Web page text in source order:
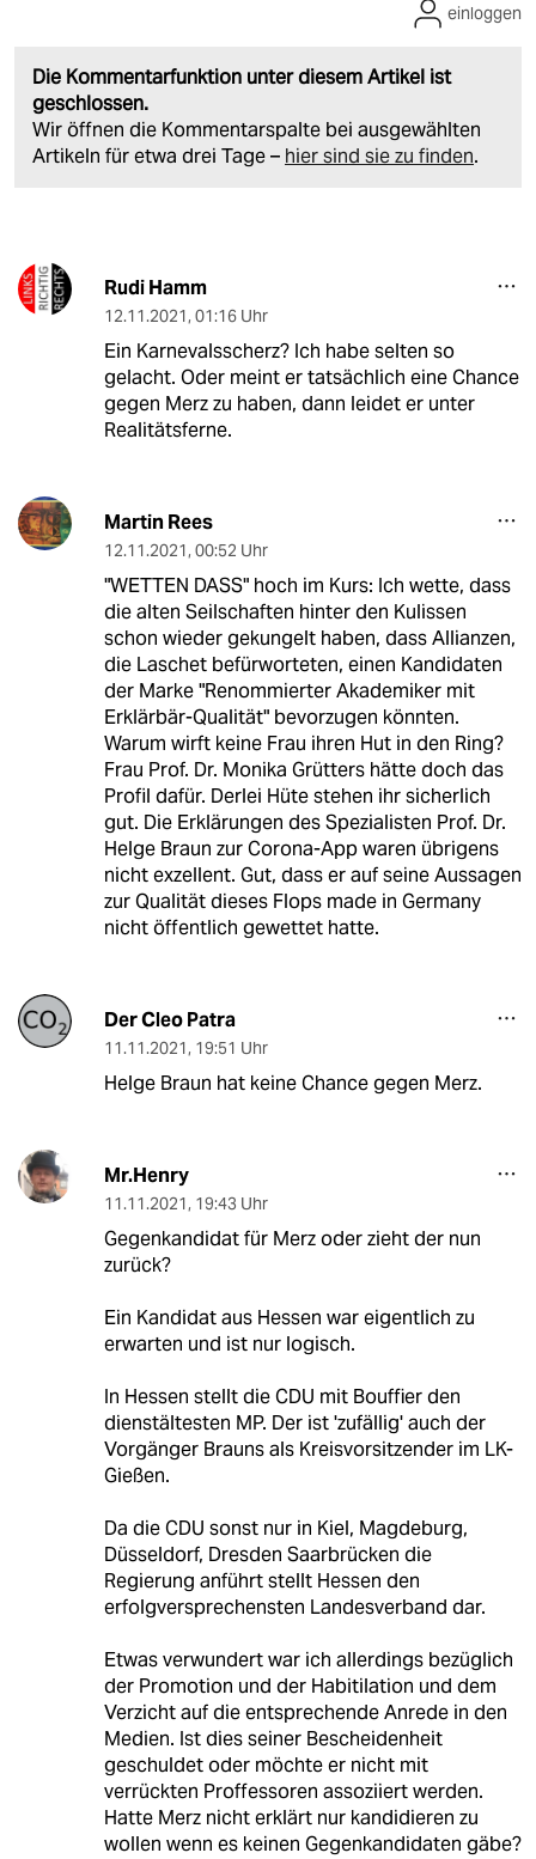
Die Kommentarfunktion unter diesem Artikel ist
geschlossen.
Wir öffnen die Kommentarspalte bei ausgewählten
Artikeln für etwa drei Tage – hier sind sie zu finden.
einloggen
Rudi Hamm
12.11.2021, 01:16 Uhr
Ein Karnevalsscherz? Ich habe selten so
gelacht. Oder meint er tatsächlich eine Chance
gegen Merz zu haben, dann leidet er unter
Realitätsferne.
Martin Rees
12.11.2021, 00:52 Uhr
"WETTEN DASS" hoch im Kurs: Ich wette, dass
die alten Seilschaften hinter den Kulissen
schon wieder gekungelt haben, dass Allianzen,
die Laschet befürworteten, einen Kandidaten
der Marke "Renommierter Akademiker mit
Erklärbär-Qualität" bevorzugen könnten.
Warum wirft keine Frau ihren Hut in den Ring?
Frau Prof. Dr. Monika Grütters hätte doch das
Profil dafür. Derlei Hüte stehen ihr sicherlich
gut. Die Erklärungen des Spezialisten Prof. Dr.
Helge Braun zur Corona-App waren übrigens
nicht exzellent. Gut, dass er auf seine Aussagen
zur Qualität dieses Flops made in Germany
nicht öffentlich gewettet hatte.
Der Cleo Patra
11.11.2021, 19:51 Uhr
Helge Braun hat keine Chance gegen Merz.
Mr.Henry
11.11.2021, 19:43 Uhr
Gegenkandidat für Merz oder zieht der nun
zurück?
Ein Kandidat aus Hessen war eigentlich zu
erwarten und ist nur logisch.
In Hessen stellt die CDU mit Bouffier den
dienstältesten MP. Der ist 'zufällig' auch der
Vorgänger Brauns als Kreisvorsitzender im LK-
Gießen.
Da die CDU sonst nur in Kiel, Magdeburg,
Düsseldorf, Dresden Saarbrücken die
Regierung anführt stellt Hessen den
erfolgversprechensten Landesverband dar.
Etwas verwundert war ich allerdings bezüglich
der Promotion und der Habitilation und dem
Verzicht auf die entsprechende Anrede in den
Medien. Ist dies seiner Bescheidenheit
geschuldet oder möchte er nicht mit
verrückten Proffessoren assoziiert werden.
Hatte Merz nicht erklärt nur kandidieren zu
wollen wenn es keinen Gegenkandidaten gäbe?